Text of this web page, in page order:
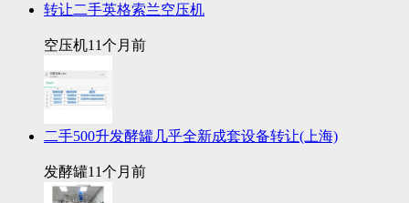
转让二手英格索兰空压机
空压机11个月前
二手500升发酵罐几乎全新成套设备转让(上海)
发酵罐11个月前